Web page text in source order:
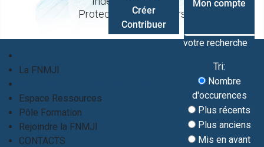
Protection des Majeurs
La FNMJI
Un métier, des valeurs, une philosophie partagés
Espace Ressources
Pôle Formation
Rejoindre la FNMJI
CONTACTS
votre recherche
Tri:
Nombre
d'occurences
Plus récents
Plus anciens
Mis en avant
Mon compte
Créer
Contribuer